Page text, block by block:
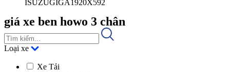
giá xe ben howo 3 chân
Loại xe
Xe Tải